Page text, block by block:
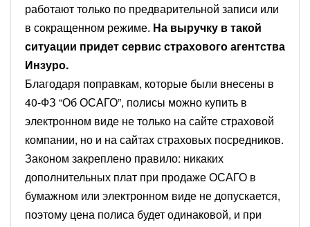
работают только по предварительной записи или
в сокращенном режиме. На выручку в такой
ситуации придет сервис страхового агентства
Инзуро.
Благодаря поправкам, которые были внесены в
40-ФЗ “Об ОСАГО”, полисы можно купить в
электронном виде не только на сайте страховой
компании, но и на сайтах страховых посредников.
Законом закреплено правило: никаких
дополнительных плат при продаже ОСАГО в
бумажном или электронном виде не допускается,
поэтому цена полиса будет одинаковой, и при